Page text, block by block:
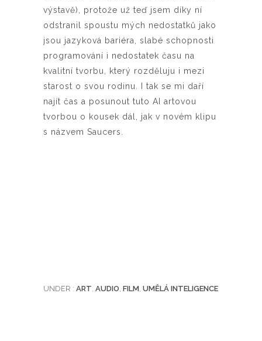
výstavě), protože už teď jsem díky ní
odstranil spoustu mých nedostatků jako
jsou jazyková bariéra, slabé schopnosti
programování i nedostatek času na
kvalitní tvorbu, který rozděluju i mezi
starost o svou rodinu. I tak se mi daří
najít čas a posunout tuto AI artovou
tvorbou o kousek dál, jak v novém klipu
s názvem Saucers.
UNDER : ART, AUDIO, FILM, UMĚLÁ INTELIGENCE